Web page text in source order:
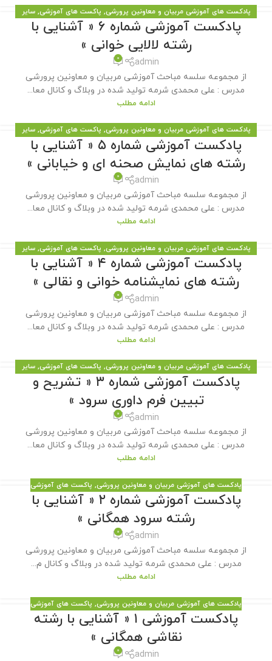
پادکست های آموزشی مربیان و معاونین پرورشی, پاکست های آموزشی,سایر
مطالب سایت
پادکست آموزشی شماره 6 « آشنایی با
رشته لالایی خوانی »
admin
0
از مجموعه سلسه مباحث آموزشی مربیان و معاونین پرورشی
مدرس : علی محمدی شرمه تولید شده در وبلاگ و کانال معا...
ادامه مطلب
پادکست های آموزشی مربیان و معاونین پرورشی, پاکست های آموزشی,سایر
مطالب سایت
پادکست آموزشی شماره ۵ « آشنایی با
رشته های نمایش صحنه ای و خیابانی »
admin
0
از مجموعه سلسه مباحث آموزشی مربیان و معاونین پرورشی
مدرس : علی محمدی شرمه تولید شده در وبلاگ و کانال معا...
ادامه مطلب
پادکست های آموزشی مربیان و معاونین پرورشی, پاکست های آموزشی,سایر
مطالب سایت
پادکست آموزشی شماره ۴ « آشنایی با
رشته های نمایشنامه خوانی و نقالی »
admin
0
از مجموعه سلسه مباحث آموزشی مربیان و معاونین پرورشی
مدرس : علی محمدی شرمه تولید شده در وبلاگ و کانال معا...
ادامه مطلب
پادکست های آموزشی مربیان و معاونین پرورشی, پاکست های آموزشی,سایر
مطالب سایت
پادکست آموزشی شماره ۳ « تشریح و
تبیین فرم داوری سرود »
admin
0
از مجموعه سلسه مباحث آموزشی مربیان و معاونین پرورشی
مدرس : علی محمدی شرمه تولید شده در وبلاگ و کانال معا...
ادامه مطلب
پادکست های آموزشی مربیان و معاونین پرورشی, پاکست های آموزشی
پادکست آموزشی شماره ۲ « آشنایی با
رشته سرود همگانی »
admin
0
از مجموعه سلسه مباحث آموزشی مربیان و معاونین پرورشی
مدرس : علی محمدی شرمه تولید شده در وبلاگ و کانال م...
ادامه مطلب
پادکست های آموزشی مربیان و معاونین پرورشی, پاکست های آموزشی
پادکست آموزشی ۱ « آشنایی با رشته
نقاشی همگانی »
admin
0